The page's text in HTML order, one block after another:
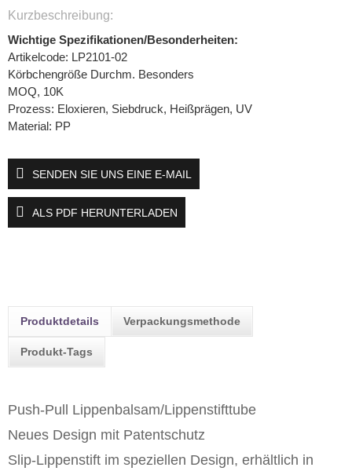
Kurzbeschreibung:
Wichtige Spezifikationen/Besonderheiten:
Artikelcode: LP2101-02
Körbchengröße Durchm. Besonders
MOQ, 10K
Prozess: Eloxieren, Siebdruck, Heißprägen, UV
Material: PP
SENDEN SIE UNS EINE E-MAIL
ALS PDF HERUNTERLADEN
Produktdetails Verpackungsmethode
Produkt-Tags
Push-Pull Lippenbalsam/Lippenstifttube
Neues Design mit Patentschutz
Slip-Lippenstift im speziellen Design, erhältlich in